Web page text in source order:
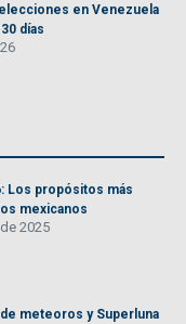
en Venezuela
días
Los propósitos más
mexicanos
2025
meteoros y Superluna